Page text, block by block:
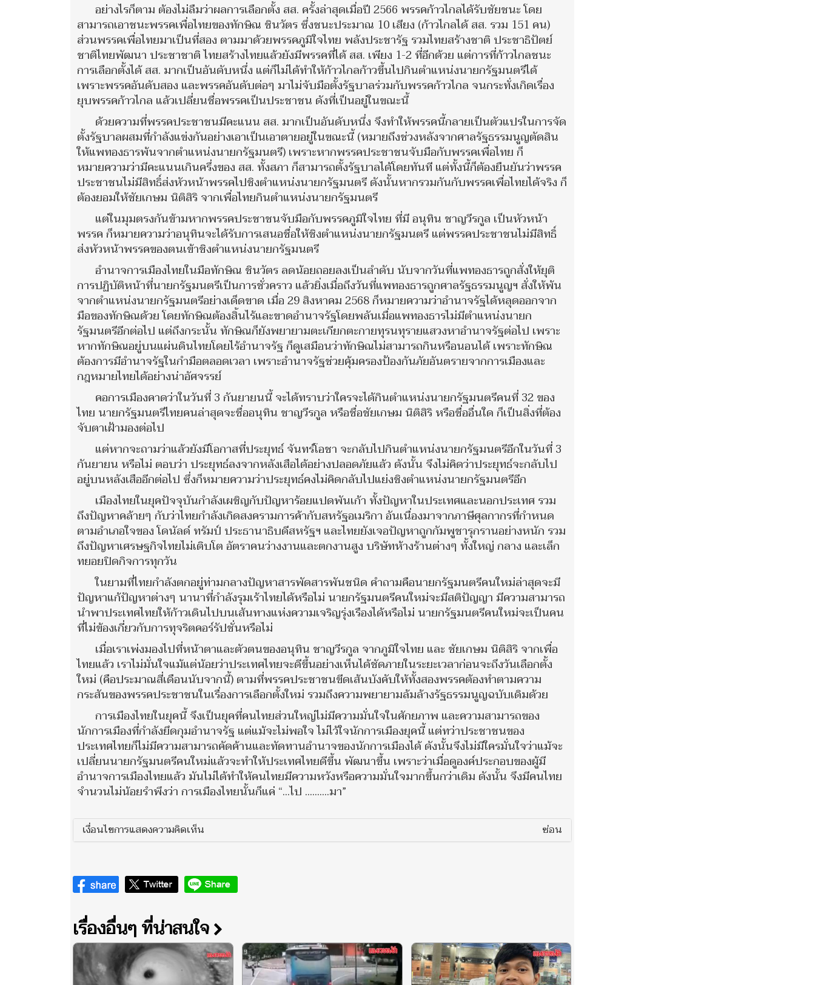
อย่างไรก็ตาม ต้องไม่ลืมว่าผลการเลือกตั้ง สส. ครั้งล่าสุดเมื่อปี 2566 พรรคก้าวไกลได้รับชัยชนะ โดย
สามารถเอาชนะพรรคเพื่อไทยของทักษิณ ชินวัตร ซึ่งชนะประมาณ 10 เสียง (ก้าวไกลได้ สส. รวม 151 คน)
ส่วนพรรคเพื่อไทยมาเป็นที่สอง ตามมาด้วยพรรคภูมิใจไทย พลังประชารัฐ รวมไทยสร้างชาติ ประชาธิปัตย์
ชาติไทยพัฒนา ประชาชาติ ไทยสร้างไทยแล้วยังมีพรรคที่ได้ สส. เพียง 1-2 ที่อีกด้วย แต่การที่ก้าวไกลชนะ
การเลือกตั้งได้ สส. มากเป็นอันดับหนึ่ง แต่ก็ไม่ได้ทำให้ก้าวไกลก้าวขึ้นไปกินตำแหน่งนายกรัฐมนตรีได้
เพราะพรรคอันดับสอง และพรรคอันดับต่อๆ มาไม่จับมือตั้งรัฐบาลร่วมกับพรรคก้าวไกล จนกระทั่งเกิดเรื่อง
ยุบพรรคก้าวไกล แล้วเปลี่ยนชื่อพรรคเป็นประชาชน ดังที่เป็นอยู่ในขณะนี้
ด้วยความที่พรรคประชาชนมีคะแนน สส. มากเป็นอันดับหนึ่ง จึงทำให้พรรคนี้กลายเป็นตัวแปรในการจัด
ตั้งรัฐบาลผสมที่กำลังแข่งกันอย่างเอาเป็นเอาตายอยู่ในขณะนี้ (หมายถึงช่วงหลังจากศาลรัฐธรรมนูญตัดสิน
ให้แพทองธารพ้นจากตำแหน่งนายกรัฐมนตรี) เพราะหากพรรคประชาชนจับมือกับพรรคเพื่อไทย ก็
หมายความว่ามีคะแนนเกินครึ่งของ สส. ทั้งสภา ก็สามารถตั้งรัฐบาลได้โดยทันที แต่ทั้งนี้ก็ต้องยืนยันว่าพรรค
ประชาชนไม่มีสิทธิ์ส่งหัวหน้าพรรคไปชิงตำแหน่งนายกรัฐมนตรี ดังนั้นหากรวมกันกับพรรคเพื่อไทยได้จริง ก็
ต้องยอมให้ชัยเกษม นิติสิริ จากเพื่อไทยกินตำแหน่งนายกรัฐมนตรี
แต่ในมุมตรงกันข้ามหากพรรคประชาชนจับมือกับพรรคภูมิใจไทย ที่มี อนุทิน ชาญวีรกูล เป็นหัวหน้า
พรรค ก็หมายความว่าอนุทินจะได้รับการเสนอชื่อให้ชิงตำแหน่งนายกรัฐมนตรี แต่พรรคประชาชนไม่มีสิทธิ์
ส่งหัวหน้าพรรคของตนเข้าชิงตำแหน่งนายกรัฐมนตรี
อำนาจการเมืองไทยในมือทักษิณ ชินวัตร ลดน้อยถอยลงเป็นลำดับ นับจากวันที่แพทองธารถูกสั่งให้ยุติ
การปฏิบัติหน้าที่นายกรัฐมนตรีเป็นการชั่วคราว แล้วยิ่งเมื่อถึงวันที่แพทองธารถูกศาลรัฐธรรมนูญฯ สั่งให้พ้น
จากตำแหน่งนายกรัฐมนตรีอย่างเด็ดขาด เมื่อ 29 สิงหาคม 2568 ก็หมายความว่าอำนาจรัฐได้หลุดออกจาก
มือของทักษิณด้วย โดยทักษิณต้องสิ้นไร้และขาดอำนาจรัฐโดยพลันเมื่อแพทองธารไม่มีตำแหน่งนายก
รัฐมนตรีอีกต่อไป แต่ถึงกระนั้น ทักษิณก็ยังพยายามตะเกียกตะกายทุรนทุรายแสวงหาอำนาจรัฐต่อไป เพราะ
หากทักษิณอยู่บนแผ่นดินไทยโดยไร้อำนาจรัฐ ก็ดูเสมือนว่าทักษิณไม่สามารถกินหรือนอนได้ เพราะทักษิณ
ต้องการมีอำนาจรัฐในกำมือตลอดเวลา เพราะอำนาจรัฐช่วยคุ้มครองป้องกันภัยอันตรายจากการเมืองและ
กฎหมายไทยได้อย่างน่าอัศจรรย์
คอการเมืองคาดว่าในวันที่ 3 กันยายนนี้ จะได้ทราบว่าใครจะได้กินตำแหน่งนายกรัฐมนตรีคนที่ 32 ของ
ไทย นายกรัฐมนตรีไทยคนล่าสุดจะชื่ออนุทิน ชาญวีรกูล หรือชื่อชัยเกษม นิติสิริ หรือชื่ออื่นใด ก็เป็นสิ่งที่ต้อง
จับตาเฝ้ามองต่อไป
แต่หากจะถามว่าแล้วยังมีโอกาสที่ประยุทธ์ จันทร์โอชา จะกลับไปกินตำแหน่งนายกรัฐมนตรีอีกในวันที่ 3
กันยายน หรือไม่ ตอบว่า ประยุทธ์ลงจากหลังเสือได้อย่างปลอดภัยแล้ว ดังนั้น จึงไม่คิดว่าประยุทธ์จะกลับไป
อยู่บนหลังเสืออีกต่อไป ซึ่งก็หมายความว่าประยุทธ์คงไม่คิดกลับไปแย่งชิงตำแหน่งนายกรัฐมนตรีอีก
เมืองไทยในยุคปัจจุบันกำลังเผชิญกับปัญหาร้อยแปดพันเก้า ทั้งปัญหาในประเทศและนอกประเทศ รวม
ถึงปัญหาคล้ายๆ กับว่าไทยกำลังเกิดสงครามการค้ากับสหรัฐอเมริกา อันเนื่องมาจากภาษีศุลกากรที่กำหนด
ตามอำเภอใจของ โดนัลด์ ทรัมป์ ประธานาธิบดีสหรัฐฯ และไทยยังเจอปัญหาถูกกัมพูชารุกรานอย่างหนัก รวม
ถึงปัญหาเศรษฐกิจไทยไม่เติบโต อัตราคนว่างงานและตกงานสูง บริษัทห้างร้านต่างๆ ทั้งใหญ่ กลาง และเล็ก
ทยอยปิดกิจการทุกวัน
ในยามที่ไทยกำลังตกอยู่ท่ามกลางปัญหาสารพัดสารพันชนิด คำถามคือนายกรัฐมนตรีคนใหม่ล่าสุดจะมี
ปัญหาแก้ปัญหาต่างๆ นานาที่กำลังรุมเร้าไทยได้หรือไม่ นายกรัฐมนตรีคนใหม่จะมีสติปัญญา มีความสามารถ
นำพาประเทศไทยให้ก้าวเดินไปบนเส้นทางแห่งความเจริญรุ่งเรืองได้หรือไม่ นายกรัฐมนตรีคนใหม่จะเป็นคน
ที่ไม่ข้องเกี่ยวกับการทุจริตคอร์รัปชั่นหรือไม่
เมื่อเราเพ่งมองไปที่หน้าตาและตัวตนของอนุทิน ชาญวีรกูล จากภูมิใจไทย และ ชัยเกษม นิติสิริ จากเพื่อ
ไทยแล้ว เราไม่มั่นใจแม้แต่น้อยว่าประเทศไทยจะดีขึ้นอย่างเห็นได้ชัดภายในระยะเวลาก่อนจะถึงวันเลือกตั้ง
ใหม่ (คือประมาณสี่เดือนนับจากนี้) ตามที่พรรคประชาชนขีดเส้นบังคับให้ทั้งสองพรรคต้องทำตามความ
กระสันของพรรคประชาชนในเรื่องการเลือกตั้งใหม่ รวมถึงความพยายามล้มล้างรัฐธรรมนูญฉบับเดิมด้วย
การเมืองไทยในยุคนี้ จึงเป็นยุคที่คนไทยส่วนใหญ่ไม่มีความมั่นใจในศักยภาพ และความสามารถของ
นักการเมืองที่กำลังยึดกุมอำนาจรัฐ แต่แม้จะไม่พอใจ ไม่ไว้ใจนักการเมืองยุคนี้ แต่ทว่าประชาชนของ
ประเทศไทยก็ไม่มีความสามารถคัดค้านและทัดทานอำนาจของนักการเมืองได้ ดังนั้นจึงไม่มีใครมั่นใจว่าแม้จะ
เปลี่ยนนายกรัฐมนตรีคนใหม่แล้วจะทำให้ประเทศไทยดีขึ้น พัฒนาขึ้น เพราะว่าเมื่อดูองค์ประกอบของผู้มี
อำนาจการเมืองไทยแล้ว มันไม่ได้ทำให้คนไทยมีความหวังหรือความมั่นใจมากขึ้นกว่าเดิม ดังนั้น จึงมีคนไทย
จำนวนไม่น้อยรำพึงว่า การเมืองไทยนั้นก็แค่ “...ไป ..........มา”
เงื่อนไขการแสดงความคิดเห็น ซ่อน
เรื่องอื่นๆ ที่น่าสนใจ